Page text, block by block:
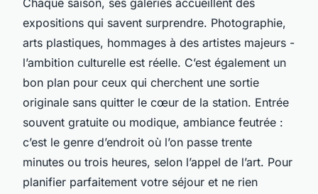
Chaque saison, ses galeries accueillent des
expositions qui savent surprendre. Photographie,
arts plastiques, hommages à des artistes majeurs -
l’ambition culturelle est réelle. C’est également un
bon plan pour ceux qui cherchent une sortie
originale sans quitter le cœur de la station. Entrée
souvent gratuite ou modique, ambiance feutrée :
c’est le genre d’endroit où l’on passe trente
minutes ou trois heures, selon l’appel de l’art. Pour
planifier parfaitement votre séjour et ne rien